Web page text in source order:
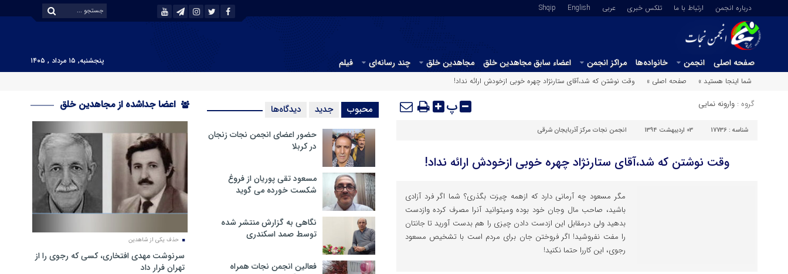
درباره انجمن ارتباط با ما تلکس خبری عربي English
Shqip
صفحه اصلی انجمن خانواده‌ها مراکز انجمن اعضاء سابق مجاهدین خلق مجاهدین خلق چند رسانه‌ای فیلم
پنجشنبه, ۱۵ مرداد , ۱۴۰۵
شما اینجا هستید »
صفحه اصلی » وقت نوشتن که شد،آقای ستارنژاد چهره خوبی ازخودش ارائه نداد!
گروه : وارونه نمایی پ
شناسه : 17736 03 اردیبهشت 1394 انجمن نجات مرکز آذربایجان شرقی
وقت نوشتن که شد،آقای ستارنژاد چهره خوبی ازخودش ارائه نداد!
مگر مسعود چه آرمانی دارد که ازهمه چیزت بگذری؟ شما اگر فرد آزادی
باشید، صاحب مال وجان خود بوده ومیتوانید آنرا مصرف کرده وازدست
بدهید ولی درمقابل این ازدست دادن چیزی را هم بدست آورید تا جانتان
را مفت نفروشید! اگر فروختن جان برای مردم است با تشخیص مسعود
رجوی، این کاررا حتما نکنید!
محبوب جدید دیدگاه‌ها
حضور اعضای انجمن نجات زنجان
در کربلا
مسعود تقی پوریان از فروغ
شکست خورده می گوید
نگاهی به گزارش منتشر شده
توسط صمد اسکندری
فعالین انجمن نجات همراه
اعضا جداشده از مجاهدین خلق
حذف یکی از شاهدین
سرنوشت مهدی افتخاری، کسی که رجوی را از
تهران فرار داد